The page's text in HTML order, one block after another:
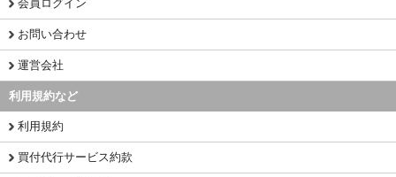
会員ログイン
お問い合わせ
運営会社
利用規約など
利用規約
買付代行サービス約款